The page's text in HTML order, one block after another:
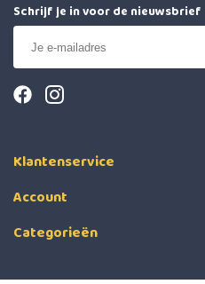
Schrijf je in voor de nieuwsbrief
Klantenservice
Account
Categorieën